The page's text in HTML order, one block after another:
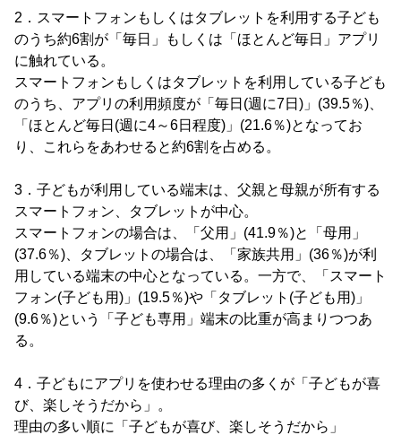
2．スマートフォンもしくはタブレットを利用する子ども
のうち約6割が「毎日」もしくは「ほとんど毎日」アプリ
に触れている。
スマートフォンもしくはタブレットを利用している子ども
のうち、アプリの利用頻度が「毎日(週に7日)」(39.5％)、
「ほとんど毎日(週に4～6日程度)」(21.6％)となってお
り、これらをあわせると約6割を占める。
3．子どもが利用している端末は、父親と母親が所有する
スマートフォン、タブレットが中心。
スマートフォンの場合は、「父用」(41.9％)と「母用」
(37.6％)、タブレットの場合は、「家族共用」(36％)が利
用している端末の中心となっている。一方で、「スマート
フォン(子ども用)」(19.5％)や「タブレット(子ども用)」
(9.6％)という「子ども専用」端末の比重が高まりつつあ
る。
4．子どもにアプリを使わせる理由の多くが「子どもが喜
び、楽しそうだから」。
理由の多い順に「子どもが喜び、楽しそうだから」